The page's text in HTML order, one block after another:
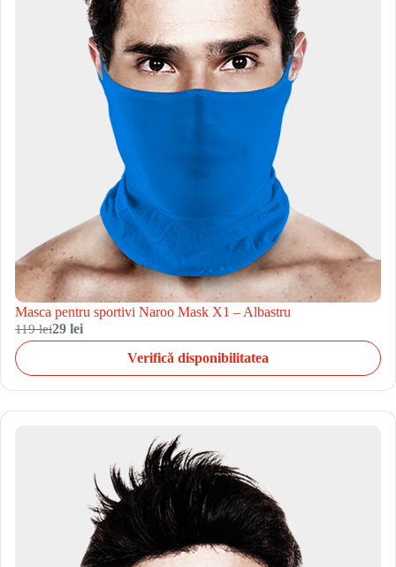
Masca pentru sportivi Naroo Mask X1 – Albastru
119 lei29 lei
Verifică disponibilitatea